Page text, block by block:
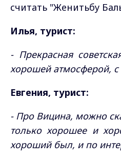
считать "Женитьбу
Илья, турист:
- Прекрасная
хорошей атмосферой,
Евгения, турист:
- Про Вицина, можно
только хорошее и
хороший был, и по